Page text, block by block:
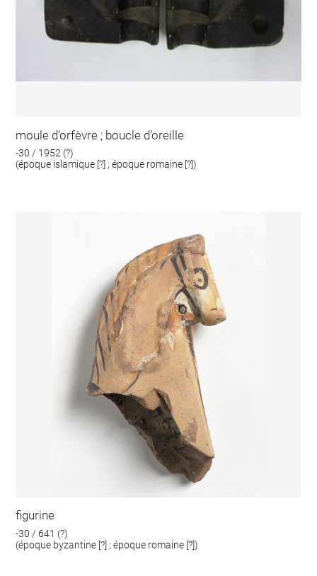
moule d'orfèvre ; boucle d'oreille
-30 / 1952 (?)
(époque islamique [?] ; époque romaine [?])
figurine
-30 / 641 (?)
(époque byzantine [?] ; époque romaine [?])